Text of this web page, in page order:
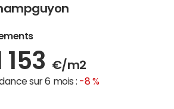
153 €/m2
sur 6 mois : -8 %